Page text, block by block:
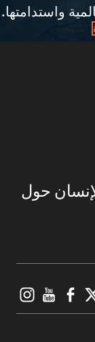
واستدامتها.
حول